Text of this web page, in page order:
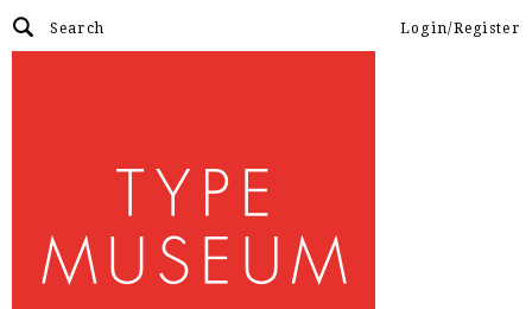
Login/Register